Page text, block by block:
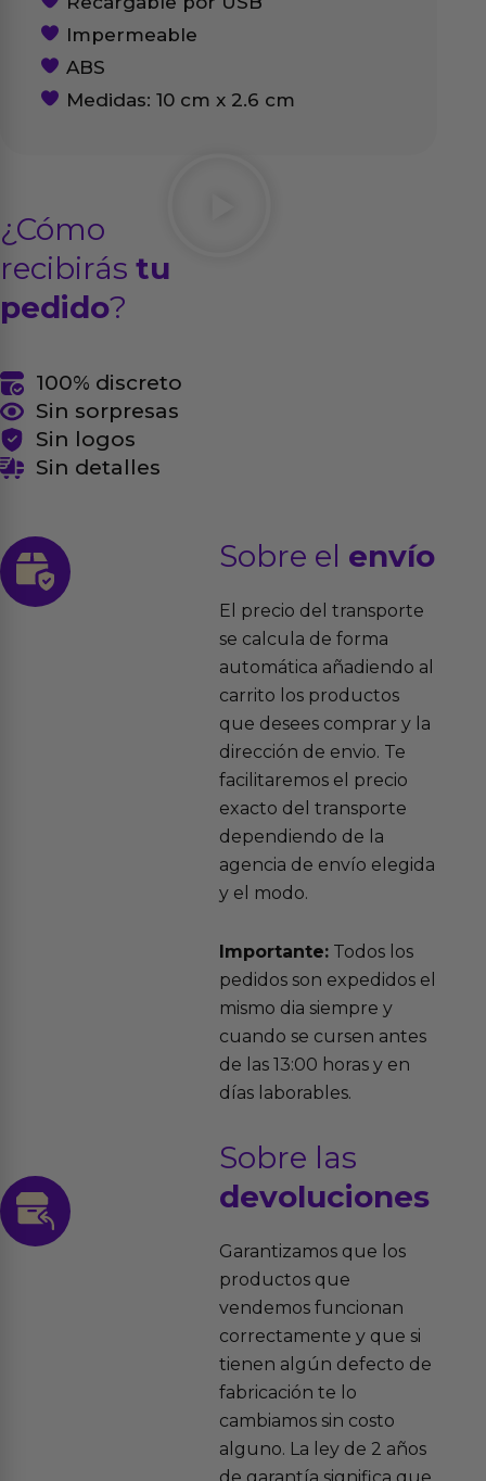
Impermeable
ABS
Medidas: 10 cm x 2.6 cm
¿Cómo
recibirás tu
pedido?
100% discreto
Sin sorpresas
Sin logos
Sin detalles
Sobre el envío
El precio del transporte
se calcula de forma
automática añadiendo al
carrito los productos
que desees comprar y la
dirección de envio. Te
facilitaremos el precio
exacto del transporte
dependiendo de la
agencia de envío elegida
y el modo.
Importante:Todos los
pedidos son expedidos el
mismo dia siempre y
cuando se cursen antes
de las 13:00 horas y en
días laborables.
Sobre las
devoluciones
Garantizamos que los
productos que
vendemos funcionan
correctamente y que si
tienen algún defecto de
fabricación te lo
cambiamos sin costo
alguno. La ley de 2 años
de garantía significa que